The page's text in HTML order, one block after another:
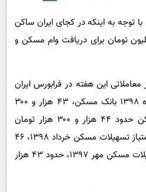
حوادث
محیط زیست
فرهنگی
حیات وحش
دانلود
توجه به اینکه در کجای ایران ساکن
باید هفت تا ۱۰.۵ میلیون تومان برای دریافت وام مسکن و
این هفته در فرابورس ایران
امتیاز تسهیلات مسکن تیر ماه ۱۳۹۸ بانک مسکن، ۴۳ هزار و ۳۰۰
تومان و امتیاز تسهیلات مسکن حدود ۴۴ هزار و ۳۰۰ هزار تومان
معامله شد. همچنین قیمت امتیاز تسهیلات مسکن خرداد ۱۳۹۸، ۴۶
هزار تومان است و امتیاز تسهیلات مسکن مهر ۱۳۹۷، حدود ۴۳ هزار